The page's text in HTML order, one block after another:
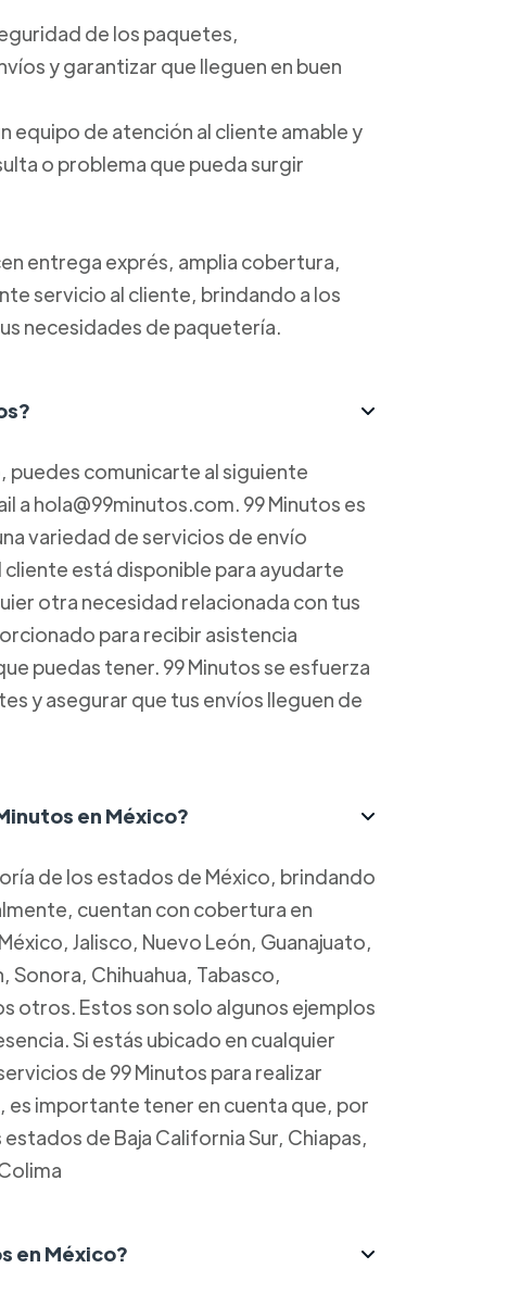
de los paquetes,
y garantizar que lleguen en buen
equipo de atención al cliente amable y
o problema que pueda surgir
entrega exprés, amplia cobertura,
servicio al cliente, brindando a los
necesidades de paquetería.
puedes comunicarte al siguiente
a hola@99minutos.com. 99 Minutos es
variedad de servicios de envío
está disponible para ayudarte
otra necesidad relacionada con tus
para recibir asistencia
puedas tener. 99 Minutos se esfuerza
y asegurar que tus envíos lleguen de
en México?
de los estados de México, brindando
cuentan con cobertura en
Jalisco, Nuevo León, Guanajuato,
Sonora, Chihuahua, Tabasco,
otros. Estos son solo algunos ejemplos
Si estás ubicado en cualquier
de 99 Minutos para realizar
es importante tener en cuenta que, por
de Baja California Sur, Chiapas,
en México?